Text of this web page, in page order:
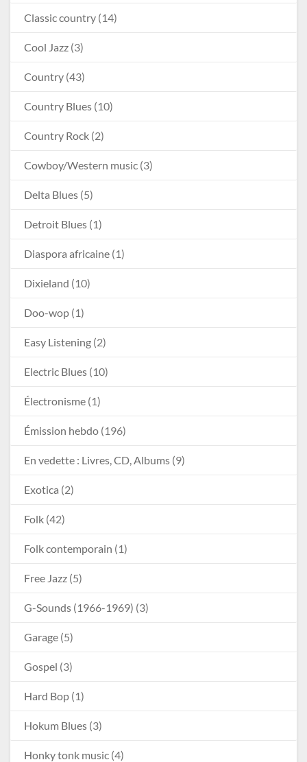
Classic country (14)
Cool Jazz (3)
Country (43)
Country Blues (10)
Country Rock (2)
Cowboy/Western music (3)
Delta Blues (5)
Detroit Blues (1)
Diaspora africaine (1)
Dixieland (10)
Doo-wop (1)
Easy Listening (2)
Electric Blues (10)
Électronisme (1)
Émission hebdo (196)
En vedette : Livres, CD, Albums (9)
Exotica (2)
Folk (42)
Folk contemporain (1)
Free Jazz (5)
G-Sounds (1966-1969) (3)
Garage (5)
Gospel (3)
Hard Bop (1)
Hokum Blues (3)
Honky tonk music (4)